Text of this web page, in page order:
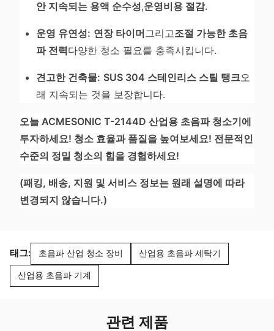
안 지속되는 용액 순수성,운영비용 절감.
운영 유연성: 연장 타이머그리고조절 가능한 초음
파 전력다양한 청소 필요를 충족시킵니다.
견고한 건축물: SUS 304 스테인리스 스틸 탱크오
래 지속되는 것을 보장합니다.
오늘 ACMESONIC T-2144D 산업용 초음파 청소기에
투자하세요! 청소 효율과 품질을 높여보세요! 전문적인
수준의 정밀 청소의 힘을 경험하세요!
(패킹, 배송, 지원 및 서비스 정보는 원래 설명에 따라
변경되지 않습니다.)
태그: 초음파 산업 청소 장비 산업용 초음파 세탁기
산업용 초음파 기계
관련 제품